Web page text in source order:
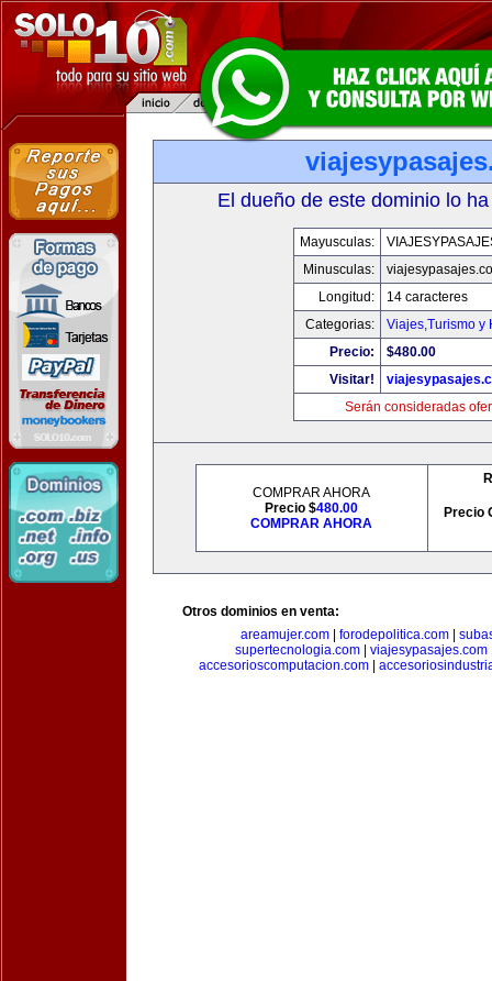
El dueño de este dominio lo
Mayusculas:
Minusculas:
Longitud:
14 caracteres
Categorias:
Viajes,Turismo y
Precio:
$480.00
Visitar!
Serán consideradas
COMPRAR AHORA
Precio $480.00
COMPRAR AHORA
Precio
Otros dominios en venta:
areamujer.com
forodepolitica.com
supertecnologia.com| viajesypasajes.com
accesorioscomputacion.com